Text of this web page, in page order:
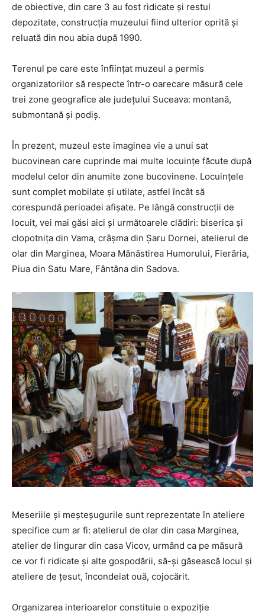
de obiective, din care 3 au fost ridicate și restul
depozitate, construcția muzeului fiind ulterior oprită și
reluată din nou abia după 1990.
Terenul pe care este înființat muzeul a permis
organizatorilor să respecte într-o oarecare măsură cele
trei zone geografice ale județului Suceava: montană,
submontană și podiș.
În prezent, muzeul este imaginea vie a unui sat
bucovinean care cuprinde mai multe locuințe făcute după
modelul celor din anumite zone bucovinene. Locuințele
sunt complet mobilate și utilate, astfel încât să
corespundă perioadei afișate. Pe lângă construcții de
locuit, vei mai găsi aici și următoarele clădiri: biserica și
clopotnița din Vama, crâșma din Șaru Dornei, atelierul de
olar din Marginea, Moara Mănăstirea Humorului, Fierăria,
Piua din Satu Mare, Fântâna din Sadova.
Meseriile şi meşteşugurile sunt reprezentate în ateliere
specifice cum ar fi: atelierul de olar din casa Marginea,
atelier de lingurar din casa Vicov, urmând ca pe măsură
ce vor fi ridicate şi alte gospodării, să-şi găsească locul şi
ateliere de ţesut, încondeiat ouă, cojocărit.
Organizarea interioarelor constituie o expoziţie